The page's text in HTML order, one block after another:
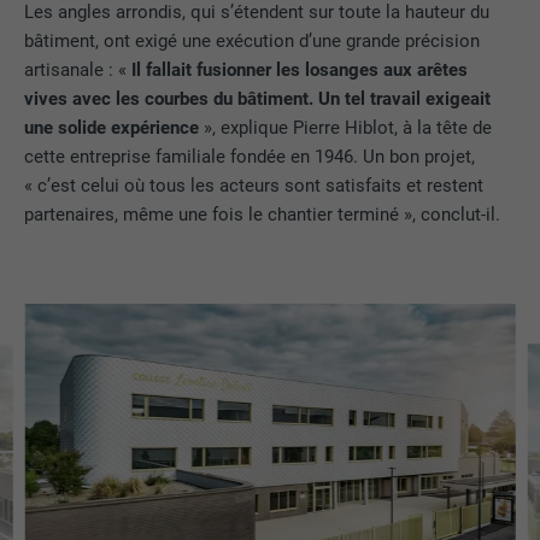
Les angles arrondis, qui s’étendent sur toute la hauteur du
bâtiment, ont exigé une exécution d’une grande précision
artisanale : « Il fallait fusionner les losanges aux arêtes
vives avec les courbes du bâtiment. Un tel travail exigeait
une solide expérience », explique Pierre Hiblot, à la tête de
cette entreprise familiale fondée en 1946. Un bon projet,
« c’est celui où tous les acteurs sont satisfaits et restent
partenaires, même une fois le chantier terminé », conclut-il.
EXPIRATION 12 mois
UTILITÉ
Ce cookie est essentiel au
fonctionnement de l'extension qui gère
le consentement pour les cookies. Il doit
être enregistré pour que l'outil sache
quels groupes de cookies ont été
acceptés par l'utilisateur.
FOURNISSEUR Google Analytics
EXPIRATION 1 jour
NOM
FOURNISSEUR Google Universal Analytics
EXPIRATION 1 jour
Enregistre un identifiant unique utilisé
consentement manuel.
NOM NID
FOURNISSEUR Google
EXPIRATION 6 mois
UTILITÉ
enregistrés, en particulier la langue que
vous préférez, combien de résultats de
recherche doivent être affichés par page
(p. ex. 10 ou 20) et si le filtre Google
SafeSearch doit être activé ou non.
NOM lang
Afficher les informations relatives aux cookies